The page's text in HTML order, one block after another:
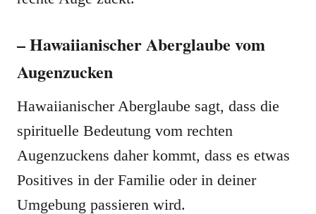
– Hawaiianischer Aberglaube vom
Augenzucken
Hawaiianischer Aberglaube sagt, dass die
spirituelle Bedeutung vom rechten
Augenzuckens daher kommt, dass es etwas
Positives in der Familie oder in deiner
Umgebung passieren wird.